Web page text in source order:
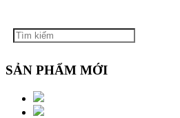
SẢN PHẨM MỚI